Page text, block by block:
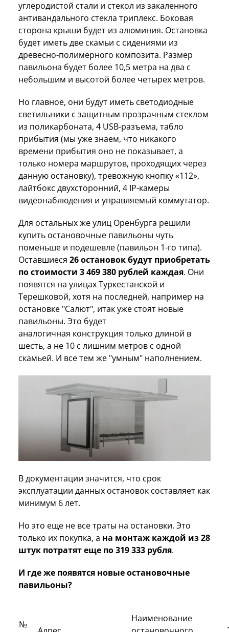
углеродистой стали и стекол из закаленного
антивандального стекла триплекс. Боковая
сторона крыши будет из алюминия. Остановка
будет иметь две скамьи с сидениями из
древесно-полимерного композита. Размер
павильона будет более 10,5 метра на два с
небольшим и высотой более четырех метров.
Но главное, они будут иметь светодиодные
светильники с защитным прозрачным стеклом
из поликарбоната, 4 USB-разъема, табло
прибытия (мы уже знаем, что никакого
времени прибытия оно не показывает, а
только номера маршрутов, проходящих через
данную остановку), тревожную кнопку «112»,
лайтбокс двухсторонний, 4 IP-камеры
видеонаблюдения и управляемый коммутатор.
Для остальных же улиц Оренбурга решили
купить остановочные павильоны чуть
поменьше и подешевле (павильон 1-го типа).
Оставшиеся 26 остановок будут приобретать
по стоимости 3 469 380 рублей каждая. Они
появятся на улицах Туркестанской и
Терешковой, хотя на последней, например на
остановке "Салют", итак уже стоят новые
павильоны. Это будет
аналогичная конструкция только длиной в
шесть, а не 10 с лишним метров с одной
скамьей. И все тем же "умным" наполнением.
В документации значится, что срок
эксплуатации данных остановок составляет как
минимум 6 лет.
Но это еще не все траты на остановки. Это
только их покупка, а на монтаж каждой из 28
штук потратят еще по 319 333 рубля.
И где же появятся новые остановочные
павильоны?
№
Наименование